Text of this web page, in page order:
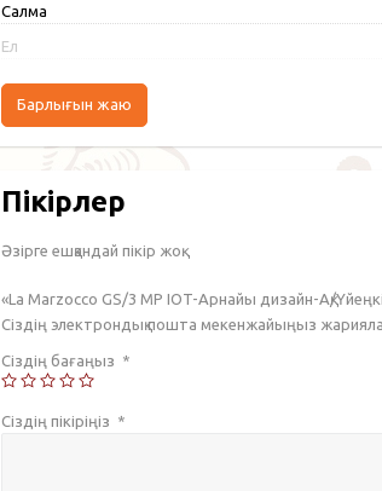
Салмақ
Ел
Барлығын жаю
Пікірлер
Әзірге ешқандай пікір жоқ.
«La Marzocco GS/3 MP IOT-Арнайы дизайн-Ақ/
Сіздің электрондық пошта мекенжайыңыз
Сіздің бағаңыз *
Сіздің пікіріңіз *